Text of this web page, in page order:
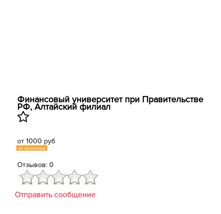
Финансовый университет при Правительстве
РФ, Алтайский филиал
от 1000 руб
за человека
Отзывов: 0
Отправить сообщение